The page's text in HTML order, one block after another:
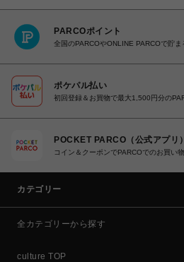
PARCOポイント
全国のPARCOやONLINE PARCOで貯ま
ポケパル払い
初回登録＆お買物で最大1,500円分の
POCKET PARCO（公式アプリ）
コイン＆クーポンでPARCOでのお買い
カテゴリー
全カテゴリーから探す
culture TOP